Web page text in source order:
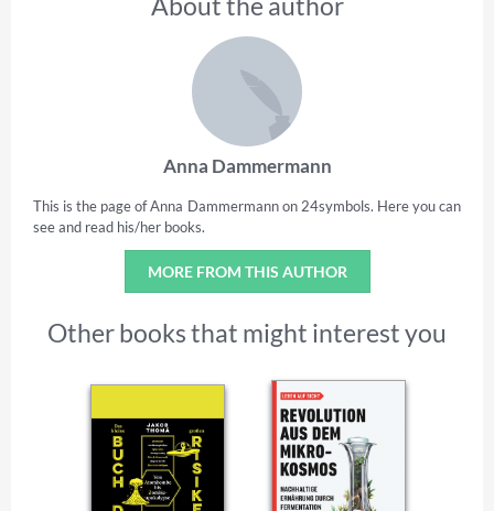
Anna Dammermann
This is the page of Anna Dammermann on 24symbols. Here you can
see and read his/her books.
MORE FROM THIS AUTHOR
Other books that might interest you